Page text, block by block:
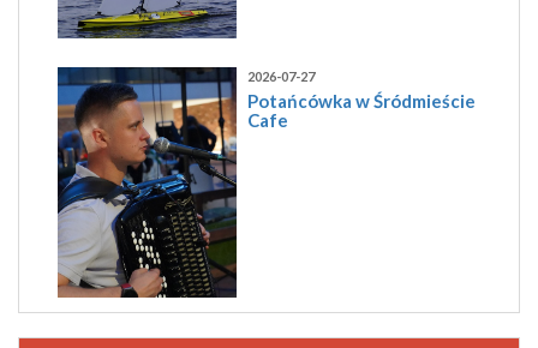
2026-07-27
Potańcówka w Śródmieście
Cafe